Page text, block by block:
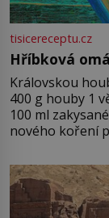
tisicereceptu.cz
Hříbková
Královskou
400 g houby 1
100 ml
nového koření